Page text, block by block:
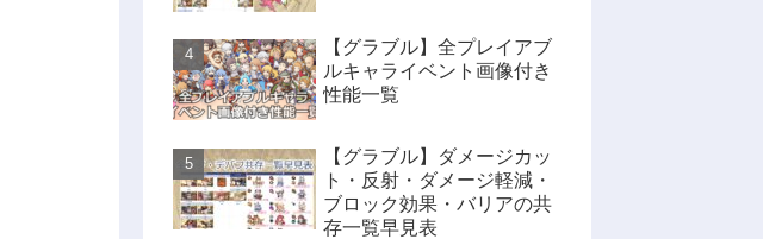
【グラブル】全プレイアブ
ルキャライベント画像付き
性能一覧
【グラブル】ダメージカッ
ト・反射・ダメージ軽減・
ブロック効果・バリアの共
存一覧早見表